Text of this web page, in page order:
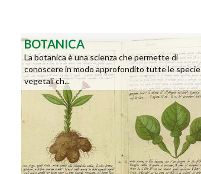
BOTANICA
La botanica è una scienza che permette di
conoscere in modo approfondito tutte le specie
vegetali ch...